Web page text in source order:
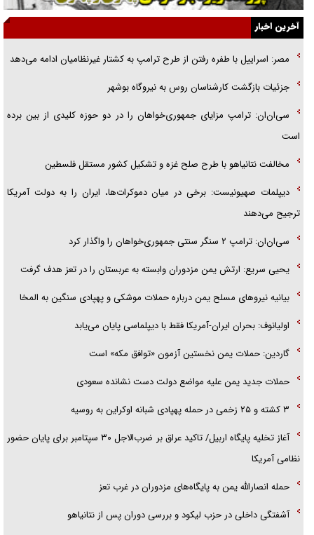
راننده مست به قانون می‌خندد
همه آقای دوربینی شده‌ایم!
قصه ناتمام سرویس مدارس
آیا مقاومت فلسطین خلع‌سلاح می‌شود؟
آخرین اخبار
مصر: اسراییل با طفره رفتن از طرح ترامپ به کشتار غیرنظامیان ادامه می‌دهد
جزئیات بازگشت کارشناسان روس به نیروگاه بوشهر
سی‌ان‌ان: ترامپ مزایای جمهوری‌خواهان را در دو حوزه کلیدی از بین برده
است
مخالفت نتانیاهو با طرح صلح غزه و تشکیل کشور مستقل فلسطین
دیپلمات صهیونیست: برخی در میان دموکرات‌ها، ایران را به دولت آمریکا
ترجیح می‌دهند
سی‌ان‌ان: ترامپ ۲ سنگر سنتی جمهوری‌خواهان را واگذار کرد
یحیی سریع: ارتش یمن مزدوران وابسته به عربستان را در تعز هدف گرفت
بیانیه نیروهای مسلح یمن درباره حملات موشکی و پهپادی سنگین به المخا
اولیانوف: بحران ایران-آمریکا فقط با دیپلماسی پایان می‌یابد
گاردین: حملات یمن نخستین آزمون «توافق مکه» است
حملات جدید یمن علیه مواضع دولت دست نشانده سعودی
۳ کشته و ۲۵ زخمی در حمله پهپادی شبانه اوکراین به روسیه
آغاز تخلیه پایگاه اربیل/ تاکید عراق بر ضرب‌الاجل ۳۰ سپتامبر برای پایان حضور
نظامی آمریکا
حمله انصارالله یمن به پایگاه‌های مزدوران در غرب تعز
آشفتگی داخلی در حزب لیکود و بررسی دوران پس از نتانیاهو